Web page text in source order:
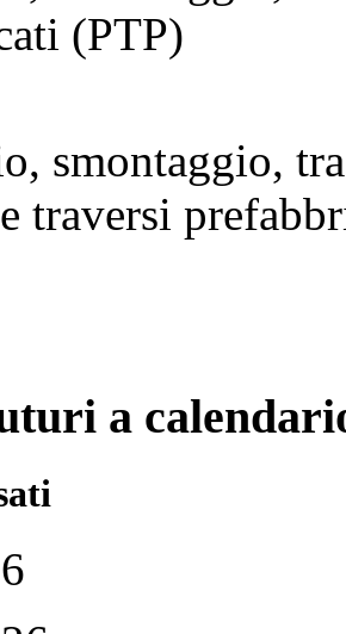
(PTP)
smontaggio,
traversi
a